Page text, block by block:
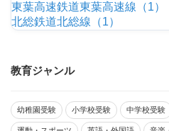
東葉高速鉄道東葉高速線（1）
北総鉄道北総線（1）
教育ジャンル
幼稚園受験 小学校受験 中学校受験